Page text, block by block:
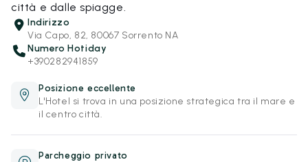
città e dalle spiagge.
Indirizzo
Via Capo, 82, 80067 Sorrento NA
Numero Hotiday
+390282941859
Posizione eccellente
L'Hotel si trova in una posizione strategica tra il mare e
il centro città.
Parcheggio privato